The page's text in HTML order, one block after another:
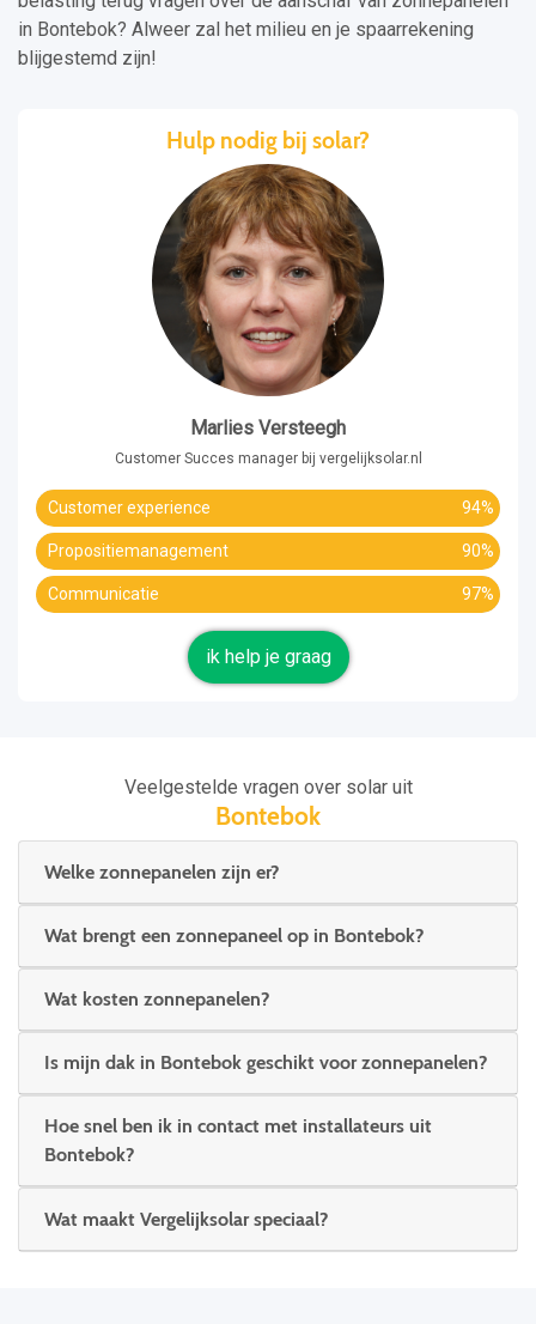
in Bontebok? Alweer zal het milieu en je spaarrekening
blijgestemd zijn!
Hulp nodig bij solar?
Marlies Versteegh
Customer Succes manager bij vergelijksolar.nl
Customer experience 94%
Propositiemanagement 90%
Communicatie 97%
ik help je graag
Veelgestelde vragen over solar uit
Bontebok
Welke zonnepanelen zijn er?
Wat brengt een zonnepaneel op in Bontebok?
Wat kosten zonnepanelen?
Is mijn dak in Bontebok geschikt voor zonnepanelen?
Hoe snel ben ik in contact met installateurs uit
Bontebok?
Wat maakt Vergelijksolar speciaal?